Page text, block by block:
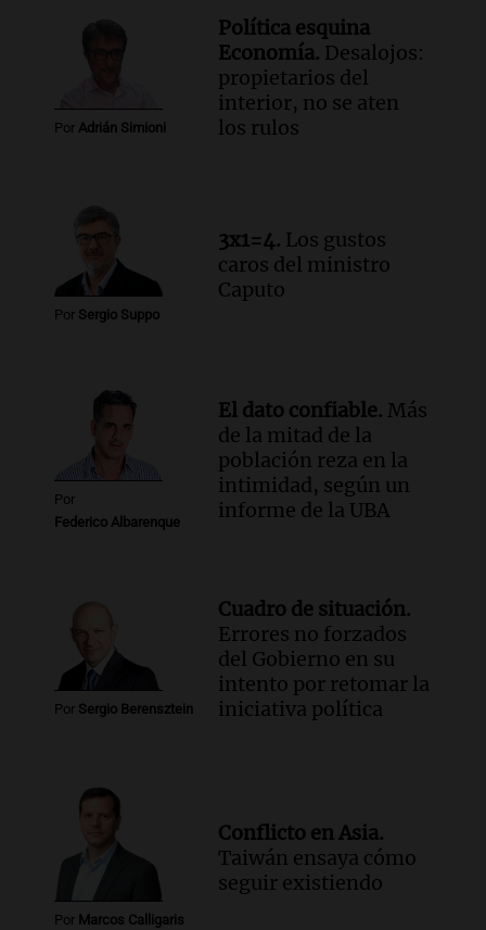
Más de la mitad de la población
reza en la intimidad, según un informe
de la UBA
Episodios
Panorama Federal
Episodios
Audio."Tiene que haber una
reglamentación": el reclamo del Kennel
Club por los criaderos de perros
Audio.Trump acusa a México de
perjudicar la economía estadounidense
y defiende sus aranceles
Panorama Federal
Episodios
Por Adrián Simioni
Política esquina
Economía. Desalojos:
propietarios del
interior, no se aten
los rulos
Por Sergio Suppo
3x1=4. Los gustos
caros del ministro
Caputo
Por
Federico Albarenque
El dato confiable. Más
de la mitad de la
población reza en la
intimidad, según un
informe de la UBA
Por Sergio Berensztein
Cuadro de situación.
Errores no forzados
del Gobierno en su
intento por retomar la
iniciativa política
Por Marcos Calligaris
Conflicto en Asia.
Taiwán ensaya cómo
seguir existiendo